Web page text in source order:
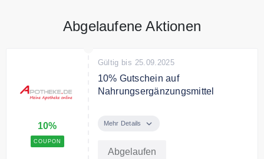
Abgelaufene Aktionen
10%
COUPON
Gültig bis 25.09.2025
10% Gutschein auf
Nahrungsergänzungsmittel
der Eigenmarke apodiscounter mit
Mehr Details
Abgelaufen